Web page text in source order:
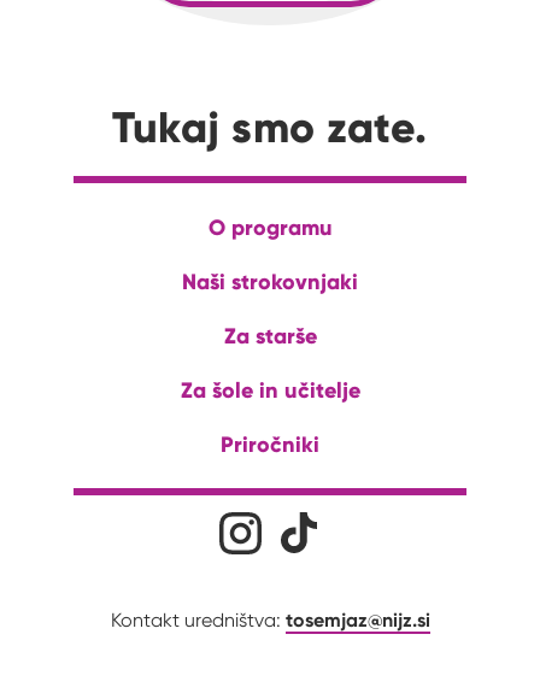
Tukaj smo zate.
O programu
Naši strokovnjaki
Za starše
Za šole in učitelje
Priročniki
Družabna omrežjaNa naš Instagram profil
Kontakt uredništva: tosemjaz@nijz.si